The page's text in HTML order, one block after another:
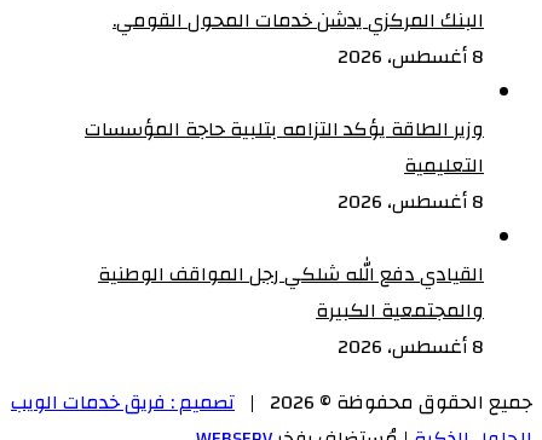
البنك المركزي يدشن خدمات المحول القومي.
8 أغسطس، 2026
وزير الطاقة يؤكد التزامه بتلبية حاجة المؤسسات
التعليمية
8 أغسطس، 2026
القيادي دفع الله شلكي رجل المواقف الوطنية
والمجتمعية الكبيرة
8 أغسطس، 2026
جميع الحقوق محفوظة © 2026 |
تصميم : فريق خدمات الويب